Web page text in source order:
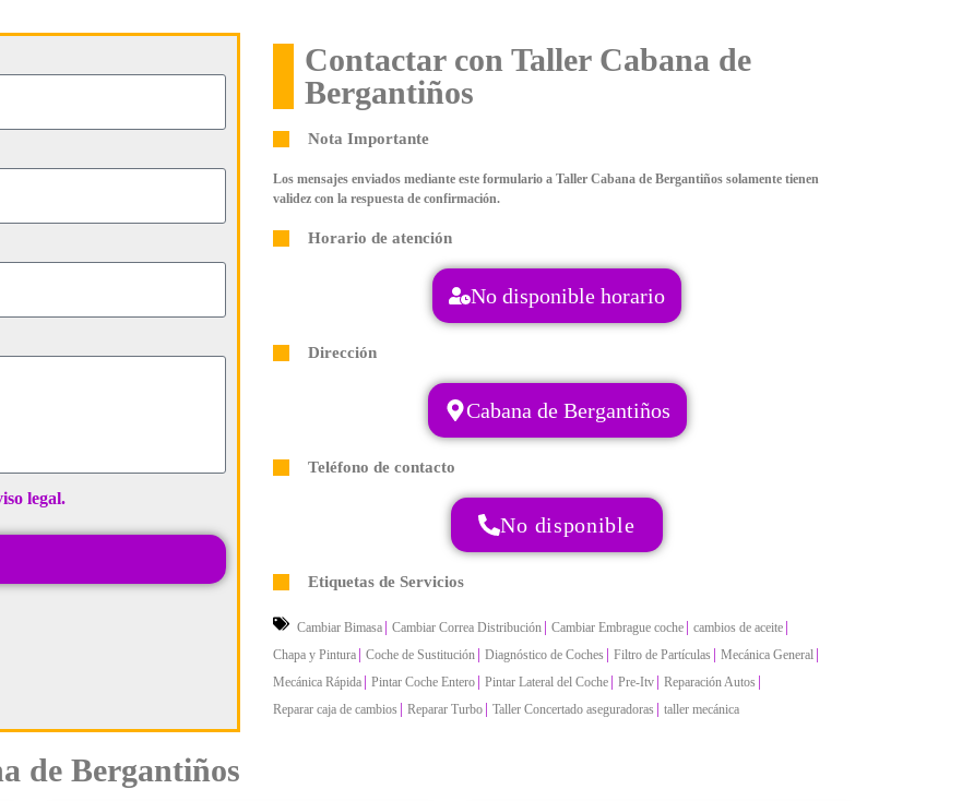
legal.
Contactar con Taller Cabana de
Bergantiños
Nota Importante
Los mensajes enviados mediante este formulario a Taller Cabana de Bergantiños solamente tienen
validez con la respuesta de confirmación.
Horario de atención
No disponible horario
Dirección
Cabana de Bergantiños
Teléfono de contacto
No disponible
Etiquetas de Servicios
Cambiar Bimasa | Cambiar Correa Distribución | Cambiar Embrague coche | cambios de aceite |
Chapa y Pintura | Coche de Sustitución | Diagnóstico de Coches | Filtro de Partículas | Mecánica General |
Mecánica Rápida | Pintar Coche Entero | Pintar Lateral del Coche | Pre-Itv | Reparación Autos |
Reparar caja de cambios | Reparar Turbo | Taller Concertado aseguradoras | taller mecánica
de Bergantiños